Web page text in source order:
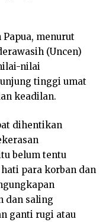
menurut
(Uncen)
nilai
tinggi umat
keadilan.
dihentikan
belum tentu
para korban dan
dan saling
ganti rugi atau